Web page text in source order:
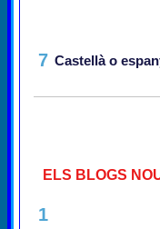
7 Castellà o
ELS BLOGS
1